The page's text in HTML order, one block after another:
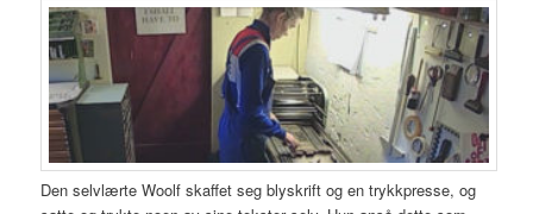
Den selvlærte Woolf skaffet seg blyskrift og en trykkpresse, og